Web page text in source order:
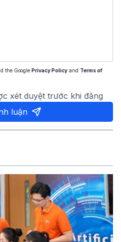
the Google Privacy Policy and Terms of
xét duyệt trước khi đăng
luận